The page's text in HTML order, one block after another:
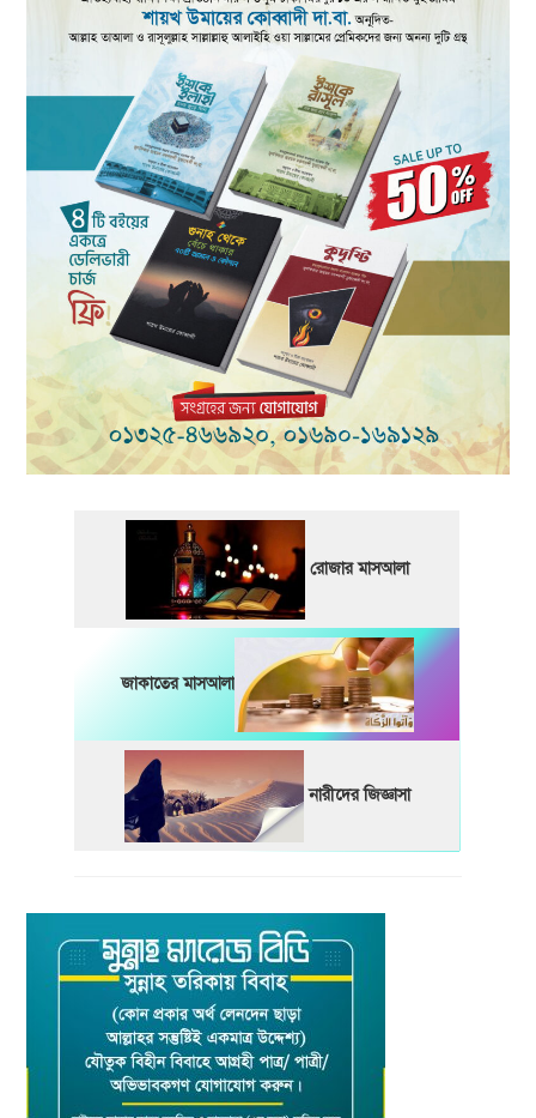
রোজার মাসআলা
জাকাতের মাসআলা
নারীদের জিজ্ঞাসা